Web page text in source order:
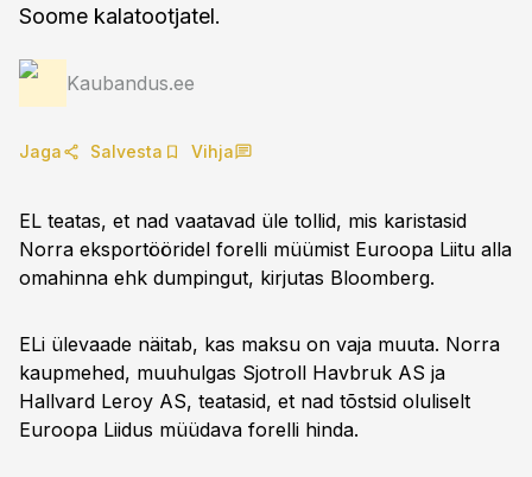
Soome kalatootjatel.
Kaubandus.ee
Jaga Salvesta Vihja
EL teatas, et nad vaatavad üle tollid, mis karistasid
Norra eksportööridel forelli müümist Euroopa Liitu alla
omahinna ehk dumpingut, kirjutas Bloomberg.
ELi ülevaade näitab, kas maksu on vaja muuta. Norra
kaupmehed, muuhulgas Sjotroll Havbruk AS ja
Hallvard Leroy AS, teatasid, et nad tõstsid oluliselt
Euroopa Liidus müüdava forelli hinda.